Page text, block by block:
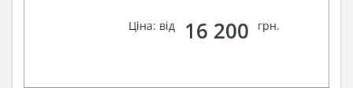
Ціна: від 16 200 грн.